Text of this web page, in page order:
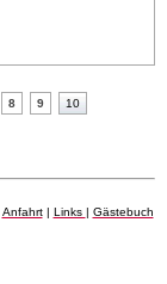
8 9 10
Anfahrt| Links | Gästebuch